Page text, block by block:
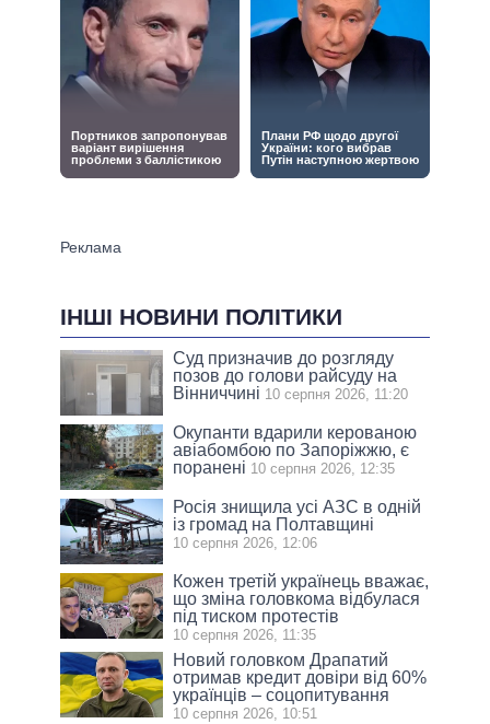
ІНШІ НОВИНИ ПОЛІТИКИ
Суд призначив до розгляду
позов до голови райсуду на
Вінниччині 10 серпня 2026, 11:20
Окупанти вдарили керованою
авіабомбою по Запоріжжю, є
поранені 10 серпня 2026, 12:35
Росія знищила усі АЗС в одній
із громад на Полтавщині
10 серпня 2026, 12:06
Кожен третій українець вважає,
що зміна головкома відбулася
під тиском протестів
10 серпня 2026, 11:35
Новий головком Драпатий
отримав кредит довіри від 60%
українців – соцопитування
10 серпня 2026, 10:51